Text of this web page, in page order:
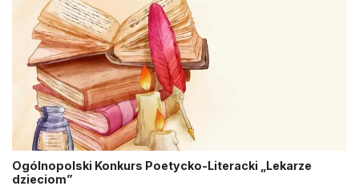
Ogólnopolski Konkurs Poetycko-Literacki „Lekarze
dzieciom”